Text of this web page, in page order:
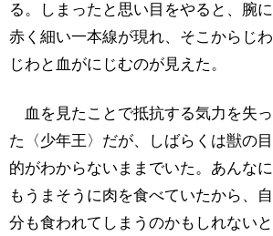
る。しまったと思い目をやると、腕に
赤く細い一本線が現れ、そこからじわ
じわと血がにじむのが見えた。
血を見たことで抵抗する気力を失っ
た〈少年王〉だが、しばらくは獣の目
的がわからないままでいた。あんなに
もうまそうに肉を食べていたから、自
分も食われてしまうのかもしれないと